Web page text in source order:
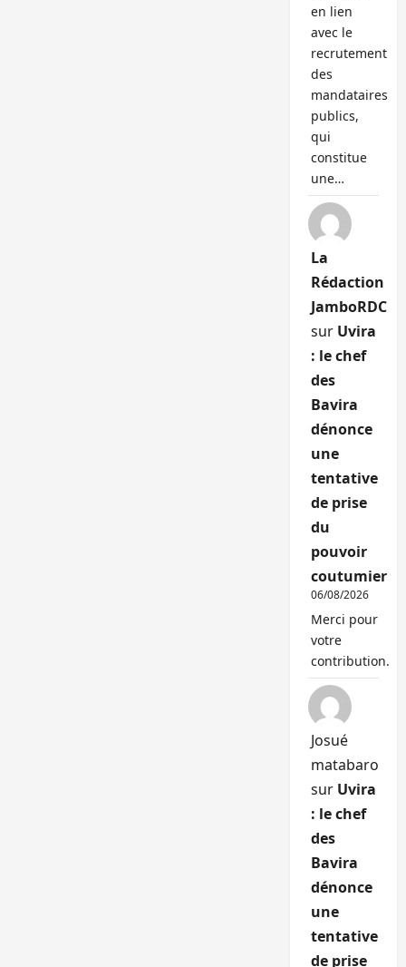
en lien
avec le
recrutement
des
mandataires
publics,
qui
constitue
une…
La
Rédaction
JamboRDC
sur Uvira
: le chef
des
Bavira
dénonce
une
tentative
de prise
du
pouvoir
coutumier
06/08/2026
Merci pour
votre
contribution.
Josué
matabaro
sur Uvira
: le chef
des
Bavira
dénonce
une
tentative
de prise